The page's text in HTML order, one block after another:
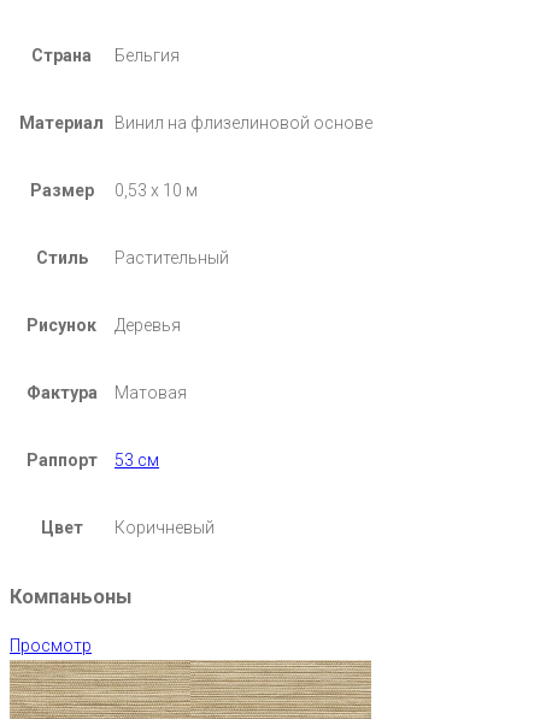
Страна Бельгия
Материал Винил на флизелиновой основе
Размер 0,53 х 10 м
Стиль Растительный
Рисунок Деревья
Фактура Матовая
Раппорт 53 см
Цвет Коричневый
Компаньоны
Просмотр